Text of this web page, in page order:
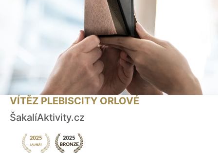
VÍTĚZ PLEBISCITY ORLOVÉ
ŠakalíAktivity.cz